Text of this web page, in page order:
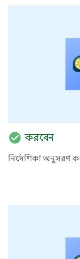
check_circle করবেন
নির্দেশিকা অনুসরণ